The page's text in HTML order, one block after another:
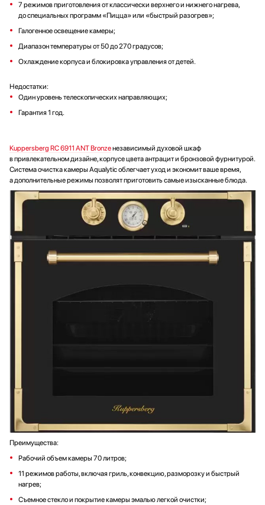
7 режимов приготовления от классически верхнего и нижнего нагрева,
до специальных программ «Пицца» или «быстрый разогрев»;
Галогенное освещение камеры;
Диапазон температуры от 50 до 270 градусов;
Охлаждение корпуса и блокировка управления от детей.
Недостатки:
Один уровень телескопических направляющих;
Гарантия 1 год.
Kuppersberg RC 6911 ANT Bronzeнезависимый духовой шкаф
в привлекательном дизайне, корпусе цвета антрацит и бронзовой фурнитурой.
Система очистка камеры Aqualytic облегчает уход и экономит ваше время,
а дополнительные режимы позволят приготовить самые изысканные блюда.
Преимущества:
Рабочий объем камеры 70 литров;
11 режимов работы, включая гриль, конвекцию, разморозку и быстрый
нагрев;
Съемное стекло и покрытие камеры эмалью легкой очистки;